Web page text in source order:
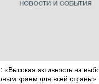
«Высокая активность на
краем для всей страны»